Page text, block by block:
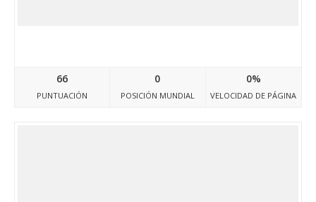
66
PUNTUACIÓN
0
POSICIÓN MUNDIAL
0%
VELOCIDAD DE PÁGINA